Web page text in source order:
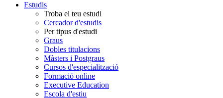
Estudis
Troba el teu estudi
Cercador d'estudis
Per tipus d'estudi
Graus
Dobles titulacions
Màsters i Postgraus
Cursos d'especialització
Formació online
Executive Education
Escola d'estiu